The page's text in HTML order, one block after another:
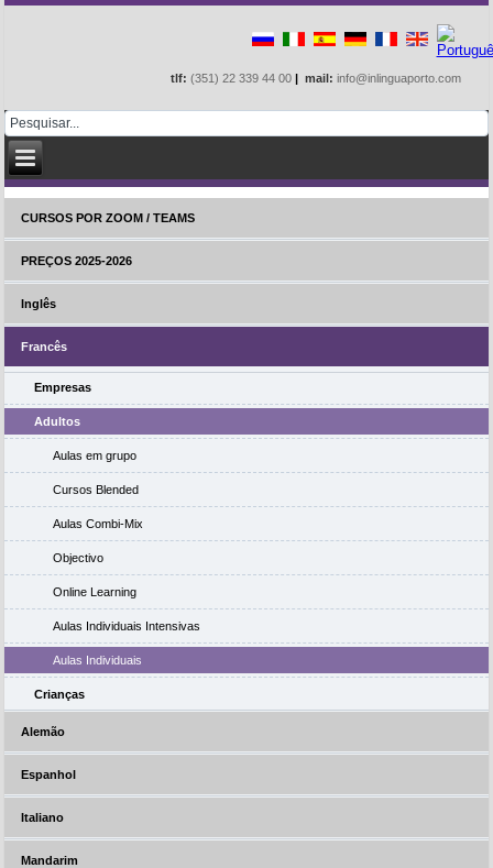
tlf: (351) 22 339 44 00 | mail: info@inlinguaporto.com
CURSOS POR ZOOM / TEAMS
PREÇOS 2025-2026
Inglês
Francês
Empresas
Adultos
Aulas em grupo
Cursos Blended
Aulas Combi-Mix
Objectivo
Online Learning
Aulas Individuais Intensivas
Aulas Individuais
Crianças
Alemão
Espanhol
Italiano
Mandarim